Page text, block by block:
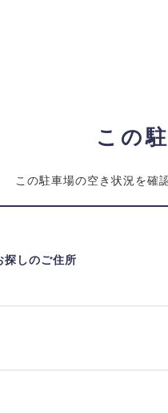
この
この駐車場の空き状況を確
探しのご住所